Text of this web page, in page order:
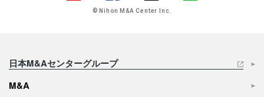
© Nihon M&A Center Inc.
日本M&Aセンターグループ
M&A